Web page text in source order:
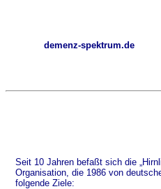
demenz-spektrum.de
Seit 10 Jahren befaßt sich die
Organisation, die 1986 von
folgende Ziele: